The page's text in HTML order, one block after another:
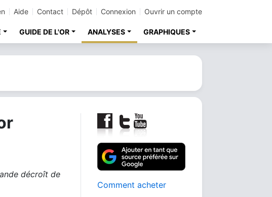
Aide Contact Dépôt Connexion Ouvrir un compte
GUIDE DE L'OR ANALYSES GRAPHIQUES
décroît de
Comment acheter